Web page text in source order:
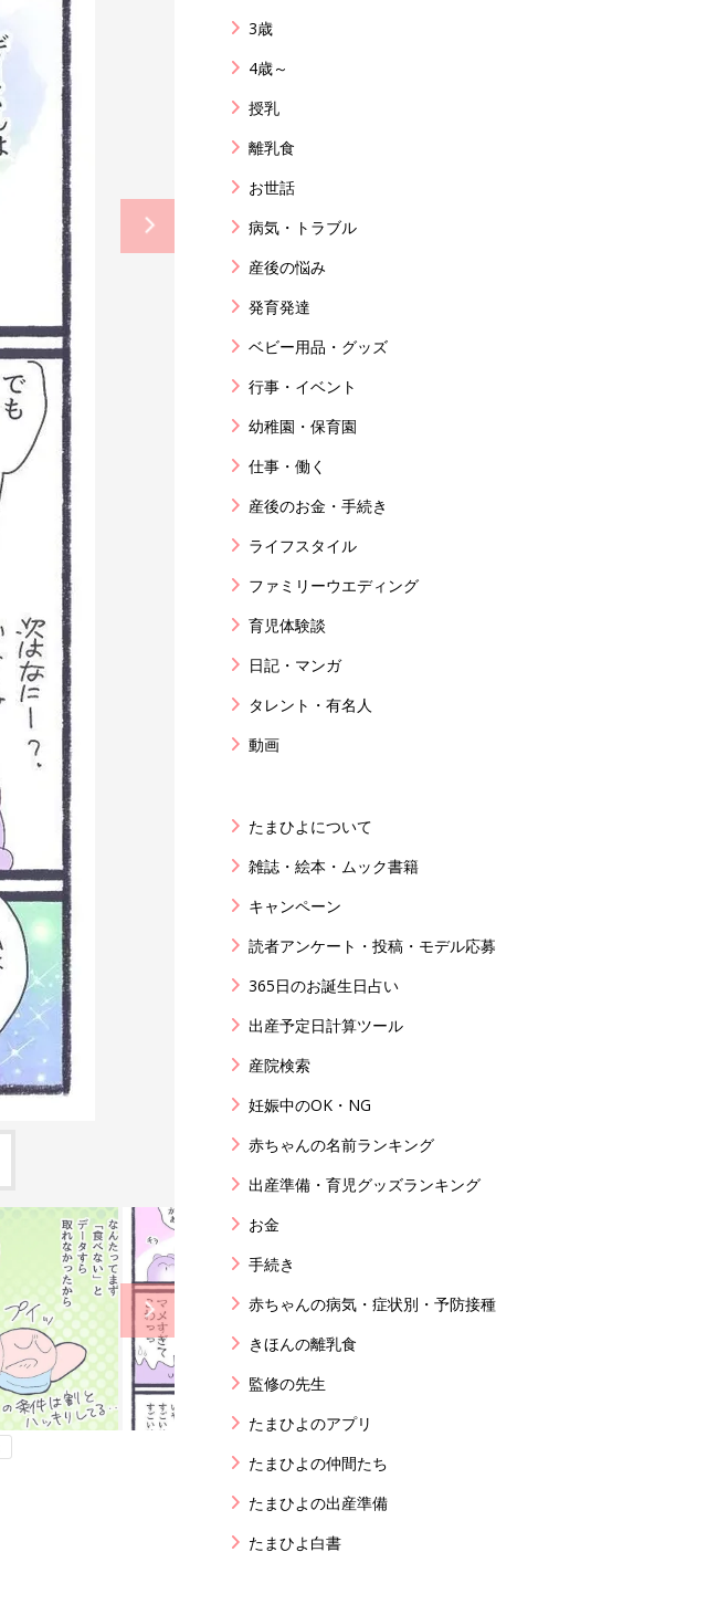
3歳
4歳～
授乳
離乳食
お世話
病気・トラブル
産後の悩み
発育発達
ベビー用品・グッズ
行事・イベント
幼稚園・保育園
仕事・働く
産後のお金・手続き
ライフスタイル
ファミリーウエディング
育児体験談
日記・マンガ
タレント・有名人
動画
たまひよについて
雑誌・絵本・ムック書籍
キャンペーン
読者アンケート・投稿・モデル応募
365日のお誕生日占い
出産予定日計算ツール
産院検索
妊娠中のOK・NG
赤ちゃんの名前ランキング
出産準備・育児グッズランキング
お金
手続き
赤ちゃんの病気・症状別・予防接種
きほんの離乳食
監修の先生
たまひよのアプリ
たまひよの仲間たち
たまひよの出産準備
たまひよ白書